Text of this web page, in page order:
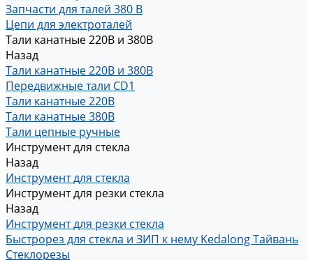
Запчасти для талей 380 В
Цепи для электроталей
Тали канатные 220В и 380В
Назад
Тали канатные 220В и 380В
Передвижные тали CD1
Тали канатные 220В
Тали канатные 380В
Тали цепные ручные
Инструмент для стекла
Назад
Инструмент для стекла
Инструмент для резки стекла
Назад
Инструмент для резки стекла
Быстрорез для стекла и ЗИП к нему Kedalong Тайвань
Стеклорезы